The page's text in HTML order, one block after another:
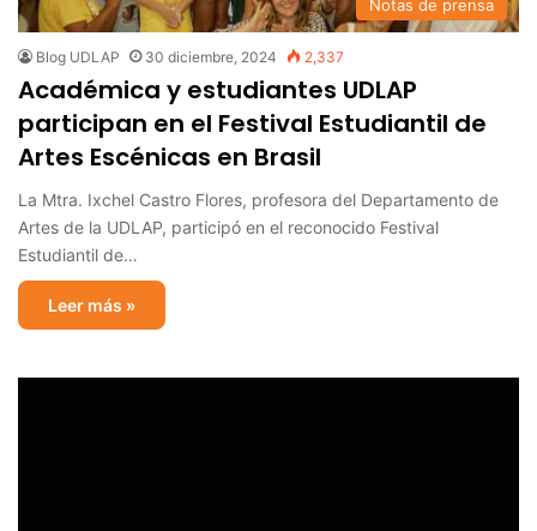
Notas de prensa
Blog UDLAP 30 diciembre, 2024 2,337
Académica y estudiantes UDLAP
participan en el Festival Estudiantil de
Artes Escénicas en Brasil
La Mtra. Ixchel Castro Flores, profesora del Departamento de
Artes de la UDLAP, participó en el reconocido Festival
Estudiantil de…
Leer más »